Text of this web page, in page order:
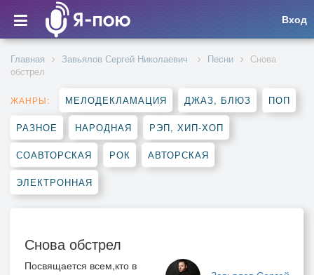
Вход
Главная Завьялов Сергей Николаевич Песни
Снова
обстрел
ЖАНРЫ: МЕЛОДЕКЛАМАЦИЯ ДЖАЗ, БЛЮЗ ПОП
РАЗНОЕ НАРОДНАЯ РЭП, ХИП-ХОП
СОАВТОРСКАЯ РОК АВТОРСКАЯ
ЭЛЕКТРОННАЯ
Снова обстрел
Посвящается всем,кто в